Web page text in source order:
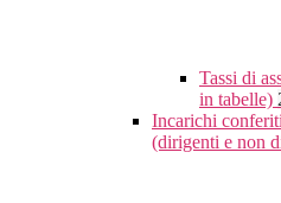
Tassi di
in tabelle)
Incarichi
(dirigenti e non